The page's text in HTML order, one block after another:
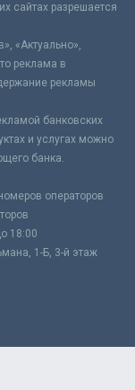
сайтах разрешается
«Актуально»,
реклама в
рекламы
банковских
и услугах можно
банка.
операторов
18:00
1-Б, 3-й этаж